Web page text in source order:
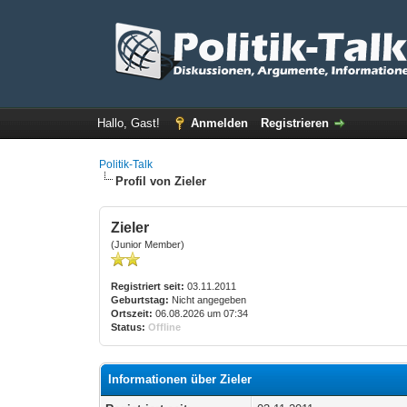
Hallo, Gast! Anmelden Registrieren
Politik-Talk
Profil von Zieler
Zieler
(Junior Member)
Registriert seit: 03.11.2011
Geburtstag: Nicht angegeben
Ortszeit: 06.08.2026 um 07:34
Status: Offline
Informationen über Zieler